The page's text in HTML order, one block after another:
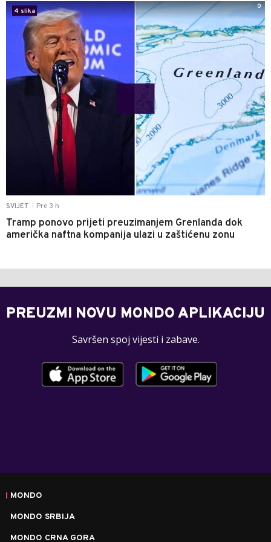
SVIJET Pre 3 h
Tramp ponovo prijeti preuzimanjem Grenlanda dok
američka naftna kompanija ulazi u zaštićenu zonu
4 slika
0
PREUZMI NOVU MONDO APLIKACIJU
Savršen spoj vijesti i zabave.
MONDO
MONDO SRBIJA
MONDO CRNA GORA